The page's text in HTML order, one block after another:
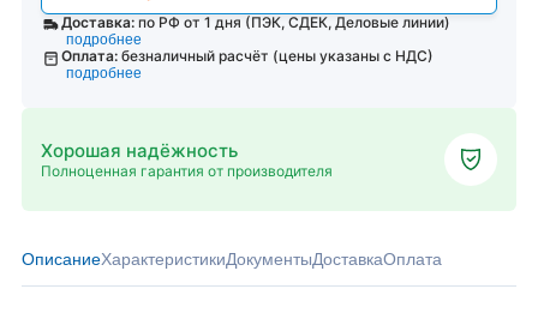
Доставка: по РФ от 1 дня (ПЭК, СДЕК, Деловые линии)
подробнее
Оплата: безналичный расчёт (цены указаны с НДС)
подробнее
Хорошая надёжность
Полноценная гарантия от производителя
ОписаниеХарактеристикиДокументыДоставкаОплата